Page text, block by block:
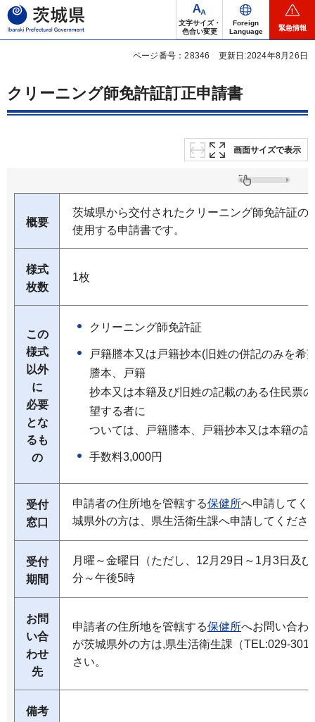
茨城県
文字サイズ・
色合い変更
Foreign
Language
緊急情報
ページ番号：28346 更新日:2024年8月26日
クリーニング師免許証訂正申請書
画面サイズで表示
概要
茨城県から交付されたクリーニング師免許証の
使用する申請書です。
様式
枚数
1枚
この
様式
以外
に
必要
とな
るも
の
クリーニング師免許証
戸籍謄本又は戸籍抄本(旧姓の併記のみを希
謄本、戸籍
抄本又は本籍及び旧姓の記載のある住民票
望する者に
ついては、戸籍謄本、戸籍抄本又は本籍の
手数料3,000円
受付
窓口
申請者の住所地を管轄する保健所へ申請してく
城県外の方は、県生活衛生課へ申請してくださ
受付
期間
月曜～金曜日（ただし、12月29日～1月3日及
分～午後5時
お問
い合
わせ
先
申請者の住所地を管轄する保健所へお問い合わ
が茨城県外の方は,県生活衛生課（TEL:029-
さい。
備考